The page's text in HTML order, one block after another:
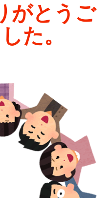
がとうご
た。